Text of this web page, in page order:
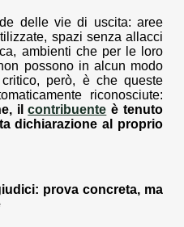
delle vie di uscita: aree
spazi senza allacci
ambienti che per le loro
possono in alcun modo
però, è che queste
riconosciute:
ilcontribuente è tenuto
dichiarazione al proprio
prova concreta, ma